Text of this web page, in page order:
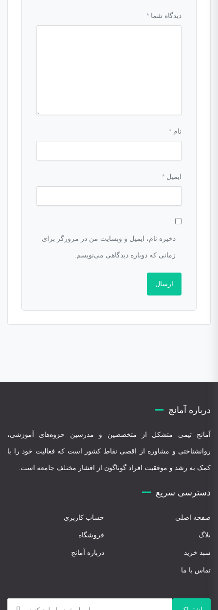
دیدگاه شما *
نام *
ایمیل *
ذخیره نام، ایمیل و وبسایت من در مرورگر برای
زمانی که دوباره دیدگاهی می‌نویسم.
درباره آمانج
آمانج تیمی متشکل از متخصصین و مدرسین حزوه‌های آموزشی،
روانشناختی و مشاوره از اقصی نقاط کشور است که فعالیت خود را با
کمک به رشد و موفقیت افراد گوناگون از اقشار مختلف جامعه است.
دسترسی سریع
صفحه اصلی حساب کاربری
بلاگ فروشگاه
سبد خرید درباره آمانج
تماس با ما